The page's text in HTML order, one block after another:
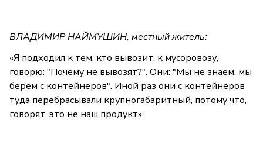
ВЛАДИМИР НАЙМУШИН, местный житель:
«Я подходил к тем, кто вывозит, к мусоровозу,
говорю: "Почему не вывозят?". Они: "Мы не знаем, мы
берём с контейнеров". Иной раз они с контейнеров
туда перебрасывали крупногабаритный, потому что,
говорят, это не наш продукт».